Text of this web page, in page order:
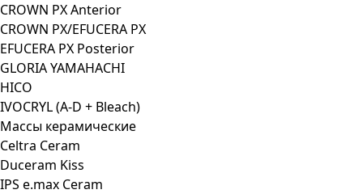
CROWN PX Anterior
CROWN PX/EFUCERA PX
EFUCERA PX Posterior
GLORIA YAMAHACHI
HICO
IVOCRYL (A-D + Bleach)
Массы керамические
Celtra Ceram
Duceram Kiss
IPS e.max Ceram